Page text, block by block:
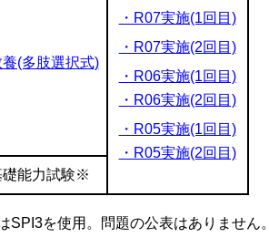
養(多肢選択式)
・R07実施(1回目)
・R07実施(2回目)
・R06実施(1回目)
・R06実施(2回目)
・R05実施(1回目)
・R05実施(2回目)
礎能力試験※
を使用。問題の公表はありません。